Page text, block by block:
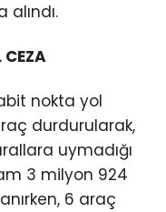
CEZA
nokta yol
durdurularak,
uymadığı
3 milyon 924
6 araç